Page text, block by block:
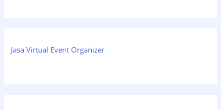
Jasa Virtual Event Organizer